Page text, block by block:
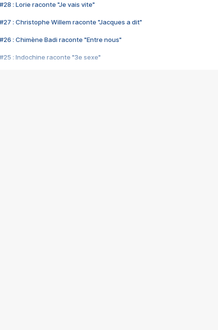
#28 : Lorie raconte "Je vais vite"
#27 : Christophe Willem raconte "Jacques a dit"
#26 : Chimène Badi raconte "Entre nous"
#25 : Indochine raconte "3e sexe"